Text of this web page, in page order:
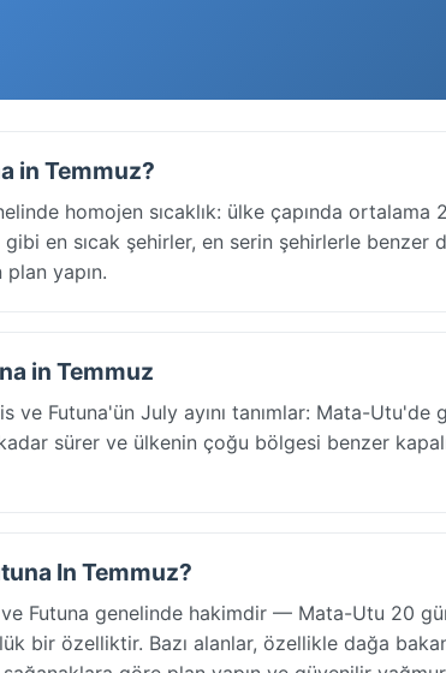
in Temmuz?
homojen sıcaklık: ülke çapında ortalama
gibi en sıcak şehirler, en serin şehirlerle
yapın.
in Temmuz
ve Futuna'ün July ayını tanımlar: Mata-Utu'de
sürer ve ülkenin çoğu bölgesi benzer
In Temmuz?
Futuna genelinde hakimdir — Mata-Utu 20
bir özelliktir. Bazı alanlar, özellikle dağa